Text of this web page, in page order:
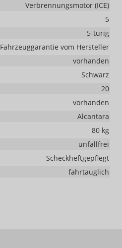
Verbrennungsmotor (ICE)
5
5-türig
Fahrzeuggarantie vom Hersteller
vorhanden
Schwarz
20
vorhanden
Alcantara
80 kg
unfallfrei
Scheckheftgepflegt
fahrtauglich